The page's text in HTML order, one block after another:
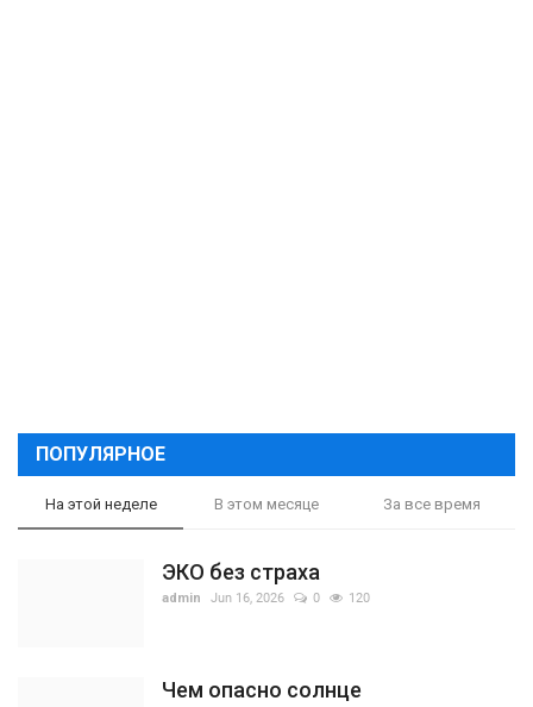
ПОПУЛЯРНОЕ
На этой неделе В этом месяце За все время
ЭКО без страха
admin Jun 16, 2026 0 120
Чем опасно солнце